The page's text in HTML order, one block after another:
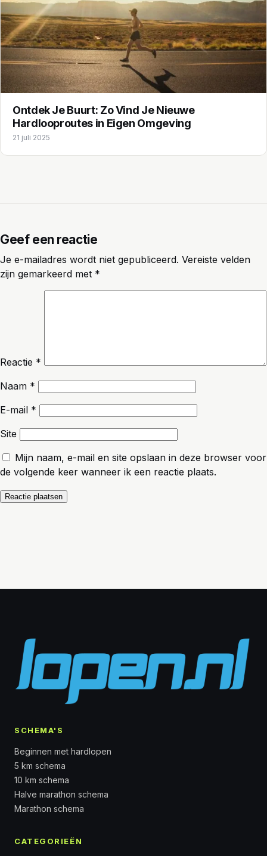
Ontdek Je Buurt: Zo Vind Je Nieuwe
Hardlooproutes in Eigen Omgeving
21 juli 2025
Geef een reactie
Je e-mailadres wordt niet gepubliceerd. Vereiste velden
zijn gemarkeerd met *
Reactie *
Naam *
E-mail *
Site
Mijn naam, e-mail en site opslaan in deze browser voor
de volgende keer wanneer ik een reactie plaats.
SCHEMA'S
Beginnen met hardlopen
5 km schema
10 km schema
Halve marathon schema
Marathon schema
CATEGORIEËN